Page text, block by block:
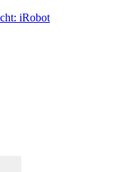
iRobot